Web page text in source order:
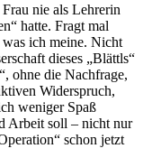
nie als Lehrerin
hatte. Fragt mal
was ich meine. Nicht
dieses „Blättls“
ohne die Nachfrage,
Widerspruch,
weniger Spaß
Arbeit soll – nicht nur
schon jetzt